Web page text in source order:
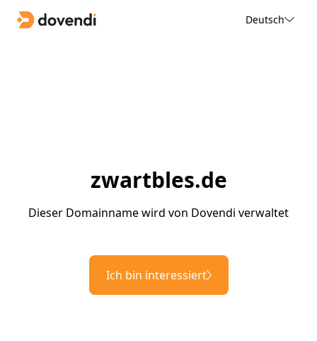
Deutsch
zwartbles.de
Dieser Domainname wird von Dovendi verwaltet
Ich bin interessiert